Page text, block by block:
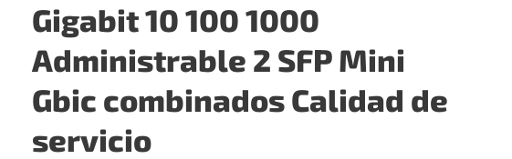
Gigabit 10 100 1000
Administrable 2 SFP Mini
Gbic combinados Calidad de
servicio